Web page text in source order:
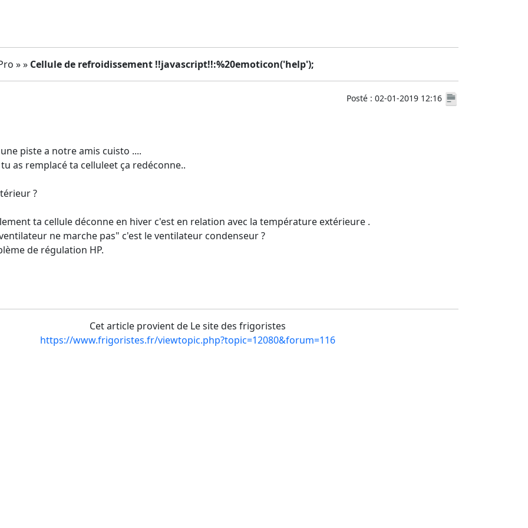
» » Cellule de refroidissement !!javascript!!:%20emoticon('help');
Posté : 02-01-2019 12:16
piste a notre amis cuisto ....
as remplacé ta celluleet ça redéconne..
?
ta cellule déconne en hiver c'est en relation avec la température extérieure .
ne marche pas" c'est le ventilateur condenseur ?
de régulation HP.
Cet article provient de Le site des frigoristes
https://www.frigoristes.fr/viewtopic.php?topic=12080&forum=116